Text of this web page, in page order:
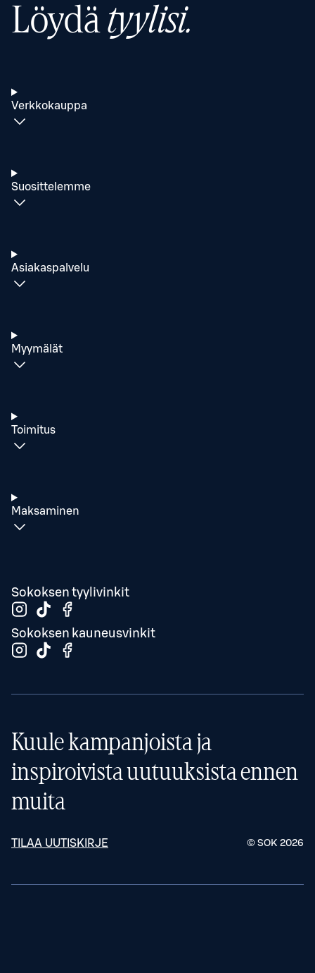
Löydätyylisi.
Verkkokauppa
Suosittelemme
Asiakaspalvelu
Myymälät
Toimitus
Maksaminen
Sokoksen tyylivinkit
Sokoksen kauneusvinkit
Kuule kampanjoista ja
inspiroivista uutuuksista ennen
muita
TILAA UUTISKIRJE © SOK 2026